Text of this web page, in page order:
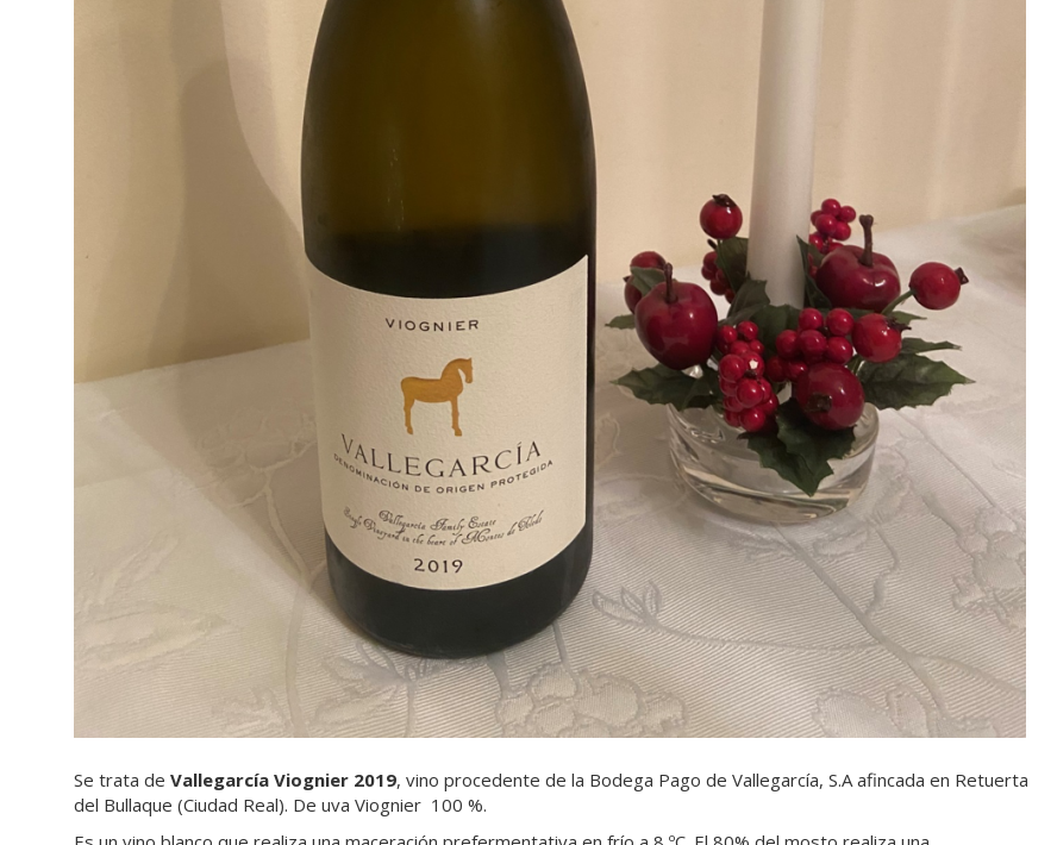
Se trata de Vallegarcía Viognier 2019, vino procedente de la Bodega Pago de Vallegarcía, S.A afincada en Retuerta
del Bullaque (Ciudad Real). De uva Viognier 100 %.